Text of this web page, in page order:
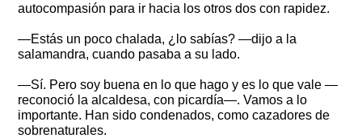
autocompasión para ir hacia los otros dos con rapidez.
—Estás un poco chalada, ¿lo sabías? —dijo a la
salamandra, cuando pasaba a su lado.
—Sí. Pero soy buena en lo que hago y es lo que vale —
reconoció la alcaldesa, con picardía—. Vamos a lo
importante. Han sido condenados, como cazadores de
sobrenaturales.